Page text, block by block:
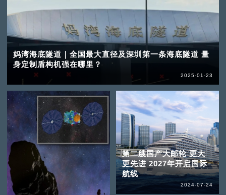
妈湾海底隧道｜全国最大直径及深圳第一条海底隧道 量
身定制盾构机强在哪里？
2025-01-23
第二艘国产大邮轮 更大
更先进 2027年开启国际
航线
2024-07-24